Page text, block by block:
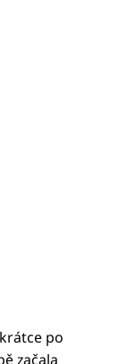
po
začala